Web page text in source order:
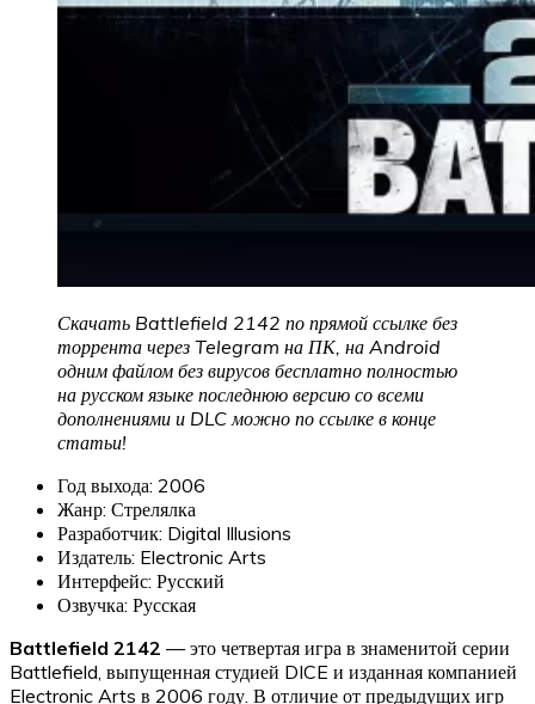
Скачать Battlefield 2142 по прямой ссылке без
торрента через Telegram на ПК, на Android
одним файлом без вирусов бесплатно полностью
на русском языке последнюю версию со всеми
дополнениями и DLC можно по ссылке в конце
статьи!
Год выхода: 2006
Жанр: Стрелялка
Разработчик: Digital Illusions
Издатель: Electronic Arts
Интерфейс: Русский
Озвучка: Русская
Battlefield 2142 — это четвертая игра в знаменитой серии
Battlefield, выпущенная студией DICE и изданная компанией
Electronic Arts в 2006 году. В отличие от предыдущих игр